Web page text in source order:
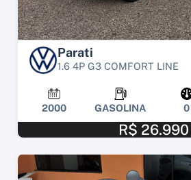
Parati
1.6 4P G3 COMFORT LINE
2000 GASOLINA 0
R$ 26.990